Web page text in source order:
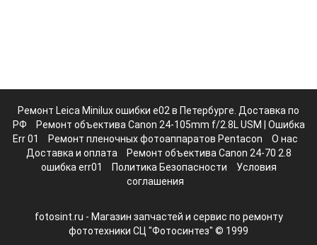
Ремонт Leica Minilux ошибки e02 в Петербурге. Доставка по
РФ
Ремонт объектива Canon 24-105mm f/2.8L USM | Ошибка
Err 01
Ремонт пленочных фотоаппаратов Pentacon
О нас
Доставка и оплата
Ремонт объектива Canon 24-70 2.8
ошибка err01
Политика Безопасности
Условия
соглашения
fotosint.ru - Магазин запчастей и сервис по ремонту
фототехники СЦ "Фотосинтез" © 1999